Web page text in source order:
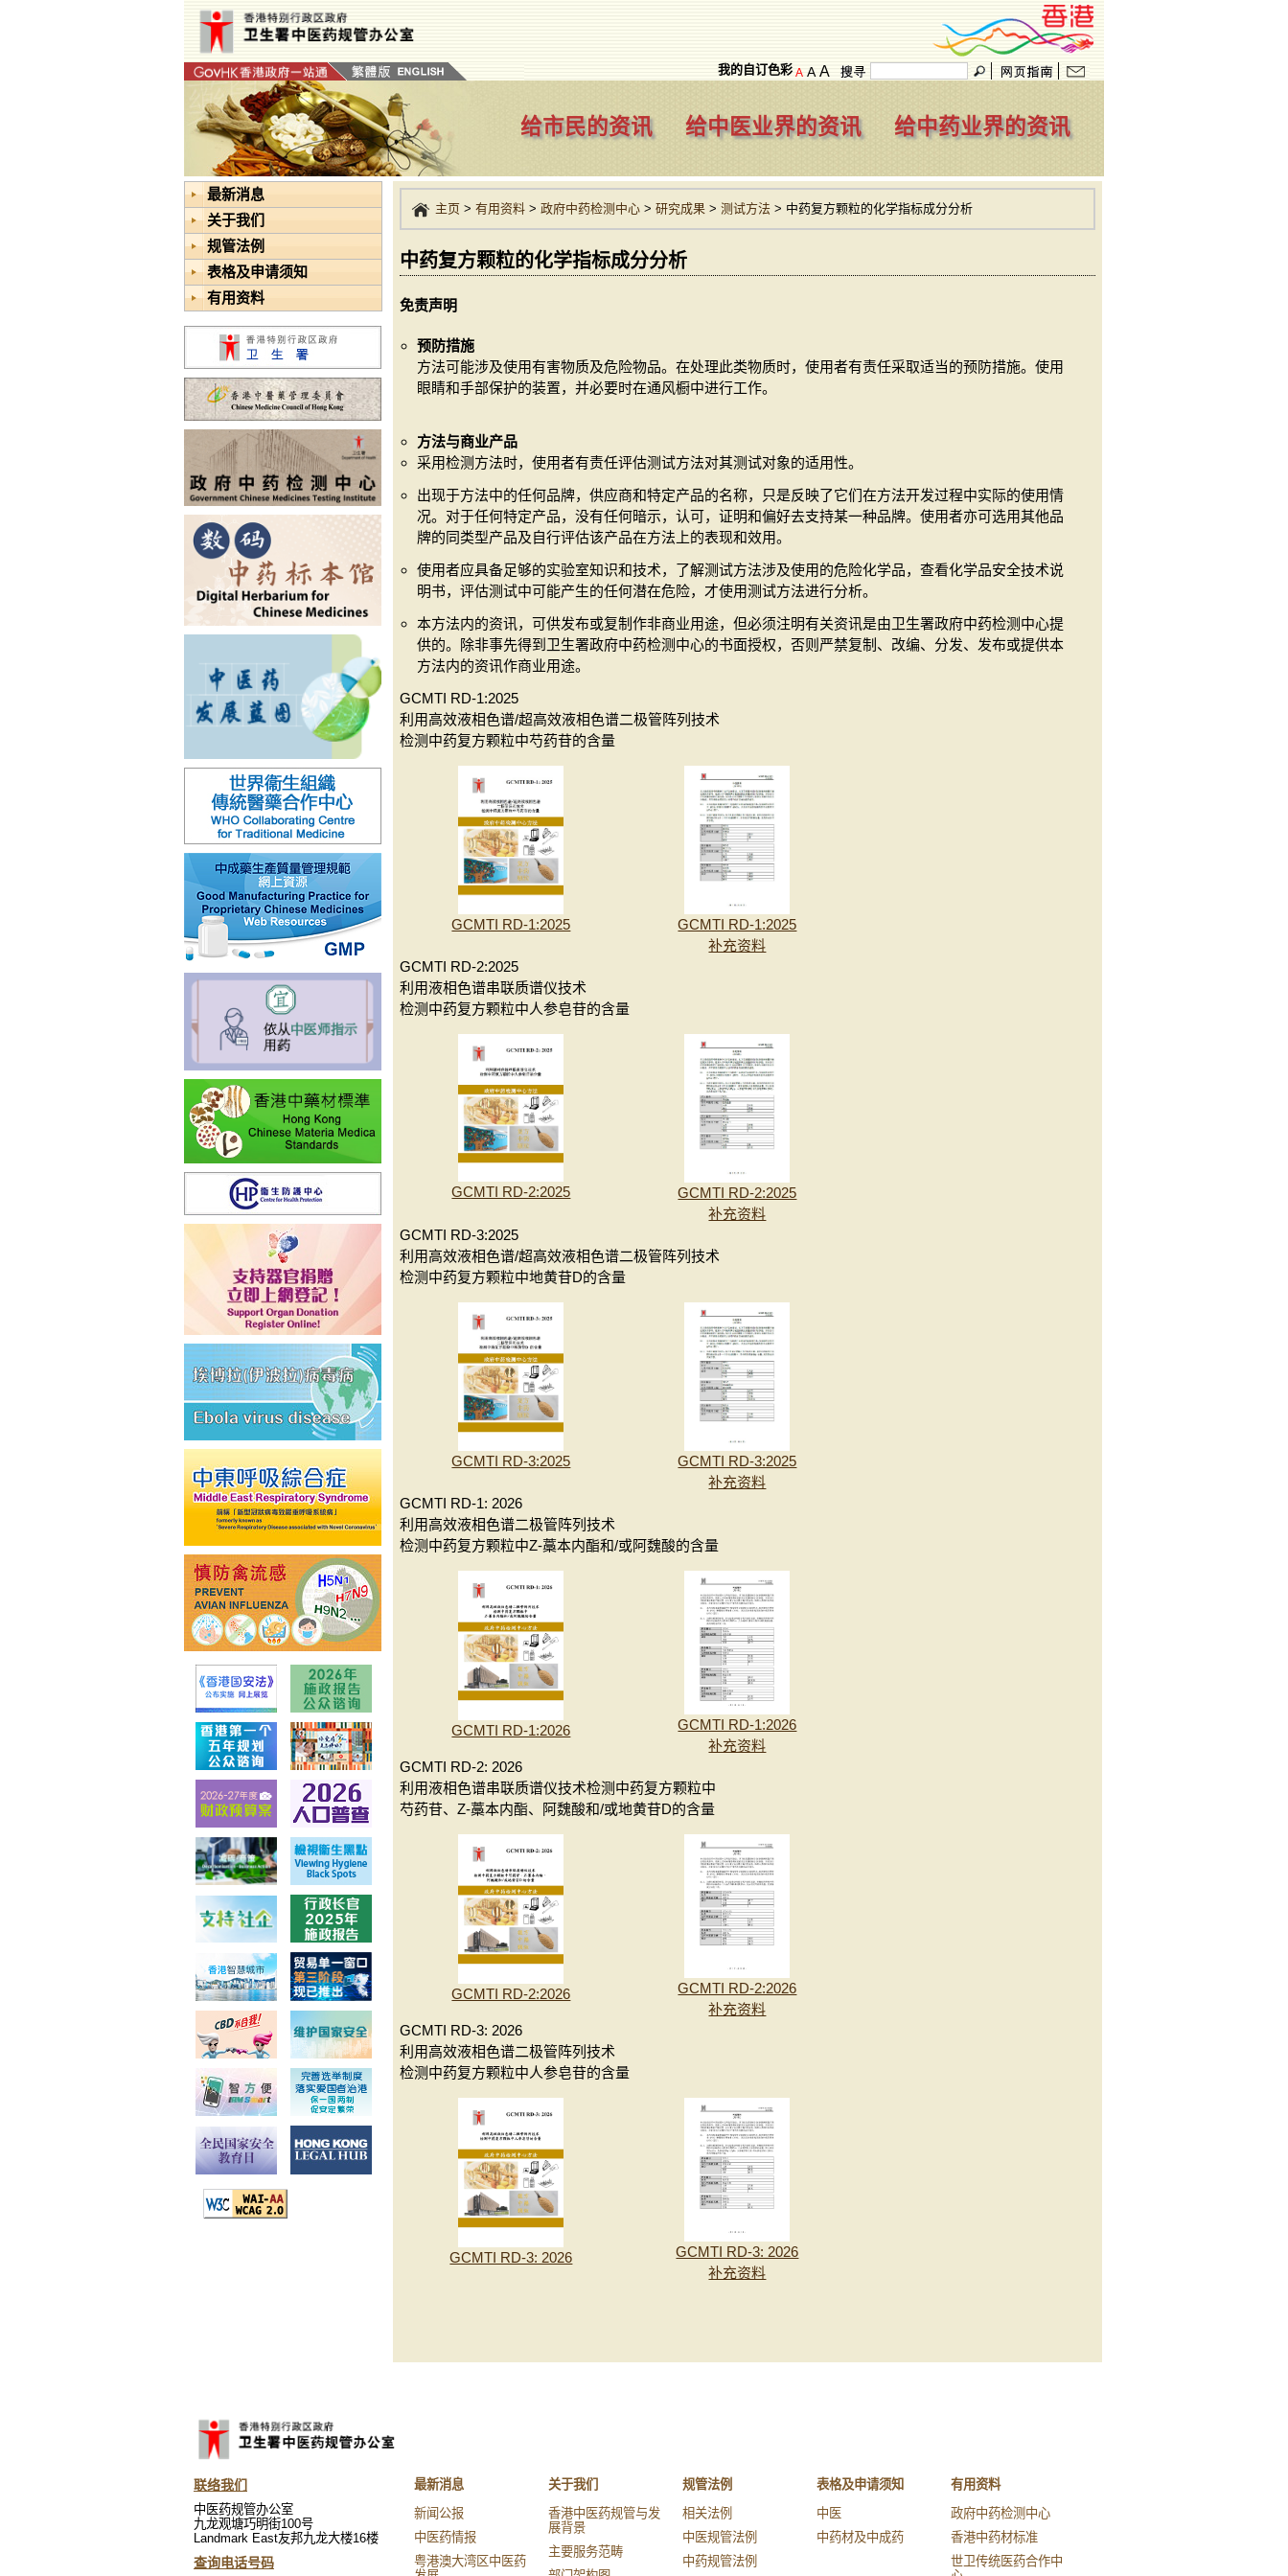
我的自订色彩 A A A
给市民的资讯 给中医业界的资讯 给中药业界的资讯
最新消息
关于我们
规管法例
表格及申请须知
有用资料
主页 >有用资料 >政府中药检测中心 >研究成果 >测试方法 > 中药复方颗粒的化学指标成分分析
中药复方颗粒的化学指标成分分析
免责声明
预防措施
方法可能涉及使用有害物质及危险物品。在处理此类物质时，使用者有责任采取适当的预防措施。使用
眼睛和手部保护的装置，并必要时在通风橱中进行工作。
方法与商业产品
采用检测方法时，使用者有责任评估测试方法对其测试对象的适用性。
出现于方法中的任何品牌，供应商和特定产品的名称，只是反映了它们在方法开发过程中实际的使用情
况。对于任何特定产品，没有任何暗示，认可，证明和偏好去支持某一种品牌。使用者亦可选用其他品
牌的同类型产品及自行评估该产品在方法上的表现和效用。
使用者应具备足够的实验室知识和技术，了解测试方法涉及使用的危险化学品，查看化学品安全技术说
明书，评估测试中可能产生的任何潜在危险，才使用测试方法进行分析。
本方法内的资讯，可供发布或复制作非商业用途，但必须注明有关资讯是由卫生署政府中药检测中心提
供的。除非事先得到卫生署政府中药检测中心的书面授权，否则严禁复制、改编、分发、发布或提供本
方法内的资讯作商业用途。
GCMTI RD-1:2025
利用高效液相色谱/超高效液相色谱二极管阵列技术
检测中药复方颗粒中芍药苷的含量
GCMTI RD-1:2025
GCMTI RD-1:2025
补充资料
GCMTI RD-2:2025
利用液相色谱串联质谱仪技术
检测中药复方颗粒中人参皂苷的含量
GCMTI RD-2:2025
GCMTI RD-2:2025
补充资料
GCMTI RD-3:2025
利用高效液相色谱/超高效液相色谱二极管阵列技术
检测中药复方颗粒中地黄苷D的含量
GCMTI RD-3:2025
GCMTI RD-3:2025
补充资料
GCMTI RD-1: 2026
利用高效液相色谱二极管阵列技术
检测中药复方颗粒中Z-藁本内酯和/或阿魏酸的含量
GCMTI RD-1:2026
GCMTI RD-1:2026
补充资料
GCMTI RD-2: 2026
利用液相色谱串联质谱仪技术检测中药复方颗粒中
芍药苷、Z-藁本内酯、阿魏酸和/或地黄苷D的含量
GCMTI RD-2:2026
GCMTI RD-2:2026
补充资料
GCMTI RD-3: 2026
利用高效液相色谱二极管阵列技术
检测中药复方颗粒中人参皂苷的含量
GCMTI RD-3: 2026
GCMTI RD-3: 2026
补充资料
联络我们
中医药规管办公室
九龙观塘巧明街100号
Landmark East友邦九龙大楼16楼
查询电话号码
最新消息
新闻公报
中医药情报
粤港澳大湾区中医药
关于我们
香港中医药规管与发
展背景
主要服务范畴
规管法例
相关法例
中医规管法例
中药规管法例
表格及申请须知
中医
中药材及中成药
有用资料
政府中药检测中心
香港中药材标准
世卫传统医药合作中